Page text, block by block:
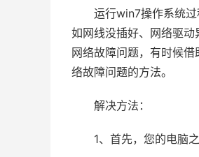
运行win7操作系统
如网线没插好、网络驱
网络故障问题，有时候
络故障问题的方法。
解决方法：
1、首先，您的电脑